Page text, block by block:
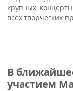
крупных
всех творческих
В
участием